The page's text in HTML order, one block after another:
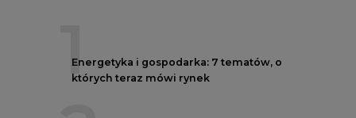
1
Energetyka i gospodarka: 7 tematów, o
których teraz mówi rynek